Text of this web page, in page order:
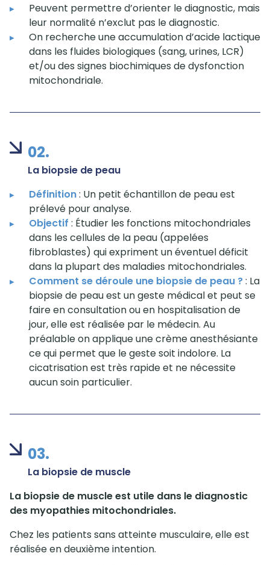
Peuvent permettre d’orienter le diagnostic, mais
leur normalité n’exclut pas le diagnostic.
On recherche une accumulation d’acide lactique
dans les fluides biologiques (sang, urines, LCR)
et/ou des signes biochimiques de dysfonction
mitochondriale.
02.
La biopsie de peau
Définition: Un petit échantillon de peau est
prélevé pour analyse.
Objectif : Étudier les fonctions mitochondriales
dans les cellules de la peau (appelées
fibroblastes) qui expriment un éventuel déficit
dans la plupart des maladies mitochondriales.
Comment se déroule une biopsie de peau ?: La
biopsie de peau est un geste médical et peut se
faire en consultation ou en hospitalisation de
jour, elle est réalisée par le médecin. Au
préalable on applique une crème anesthésiante
ce qui permet que le geste soit indolore. La
cicatrisation est très rapide et ne nécessite
aucun soin particulier.
03.
La biopsie de muscle
La biopsie de muscle est utile dans le diagnostic
des myopathies mitochondriales.
Chez les patients sans atteinte musculaire, elle est
réalisée en deuxième intention.